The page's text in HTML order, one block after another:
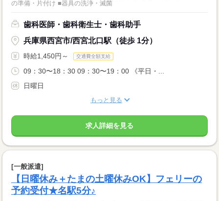
の準備・片付け ■器具の洗浄・滅菌
歯科医師・歯科衛生士・歯科助手
兵庫県西宮市/西宮北口駅（徒歩 1分）
時給1,450円～ 交通費全額支給
09：30〜18：30 09：30〜19：00 《平日・...
日曜日
もっと見る
求人詳細を見る
[一般派遣]
【日曜休み＋たまの土曜休みOK】フェリーの
予約受付★名駅5分♪